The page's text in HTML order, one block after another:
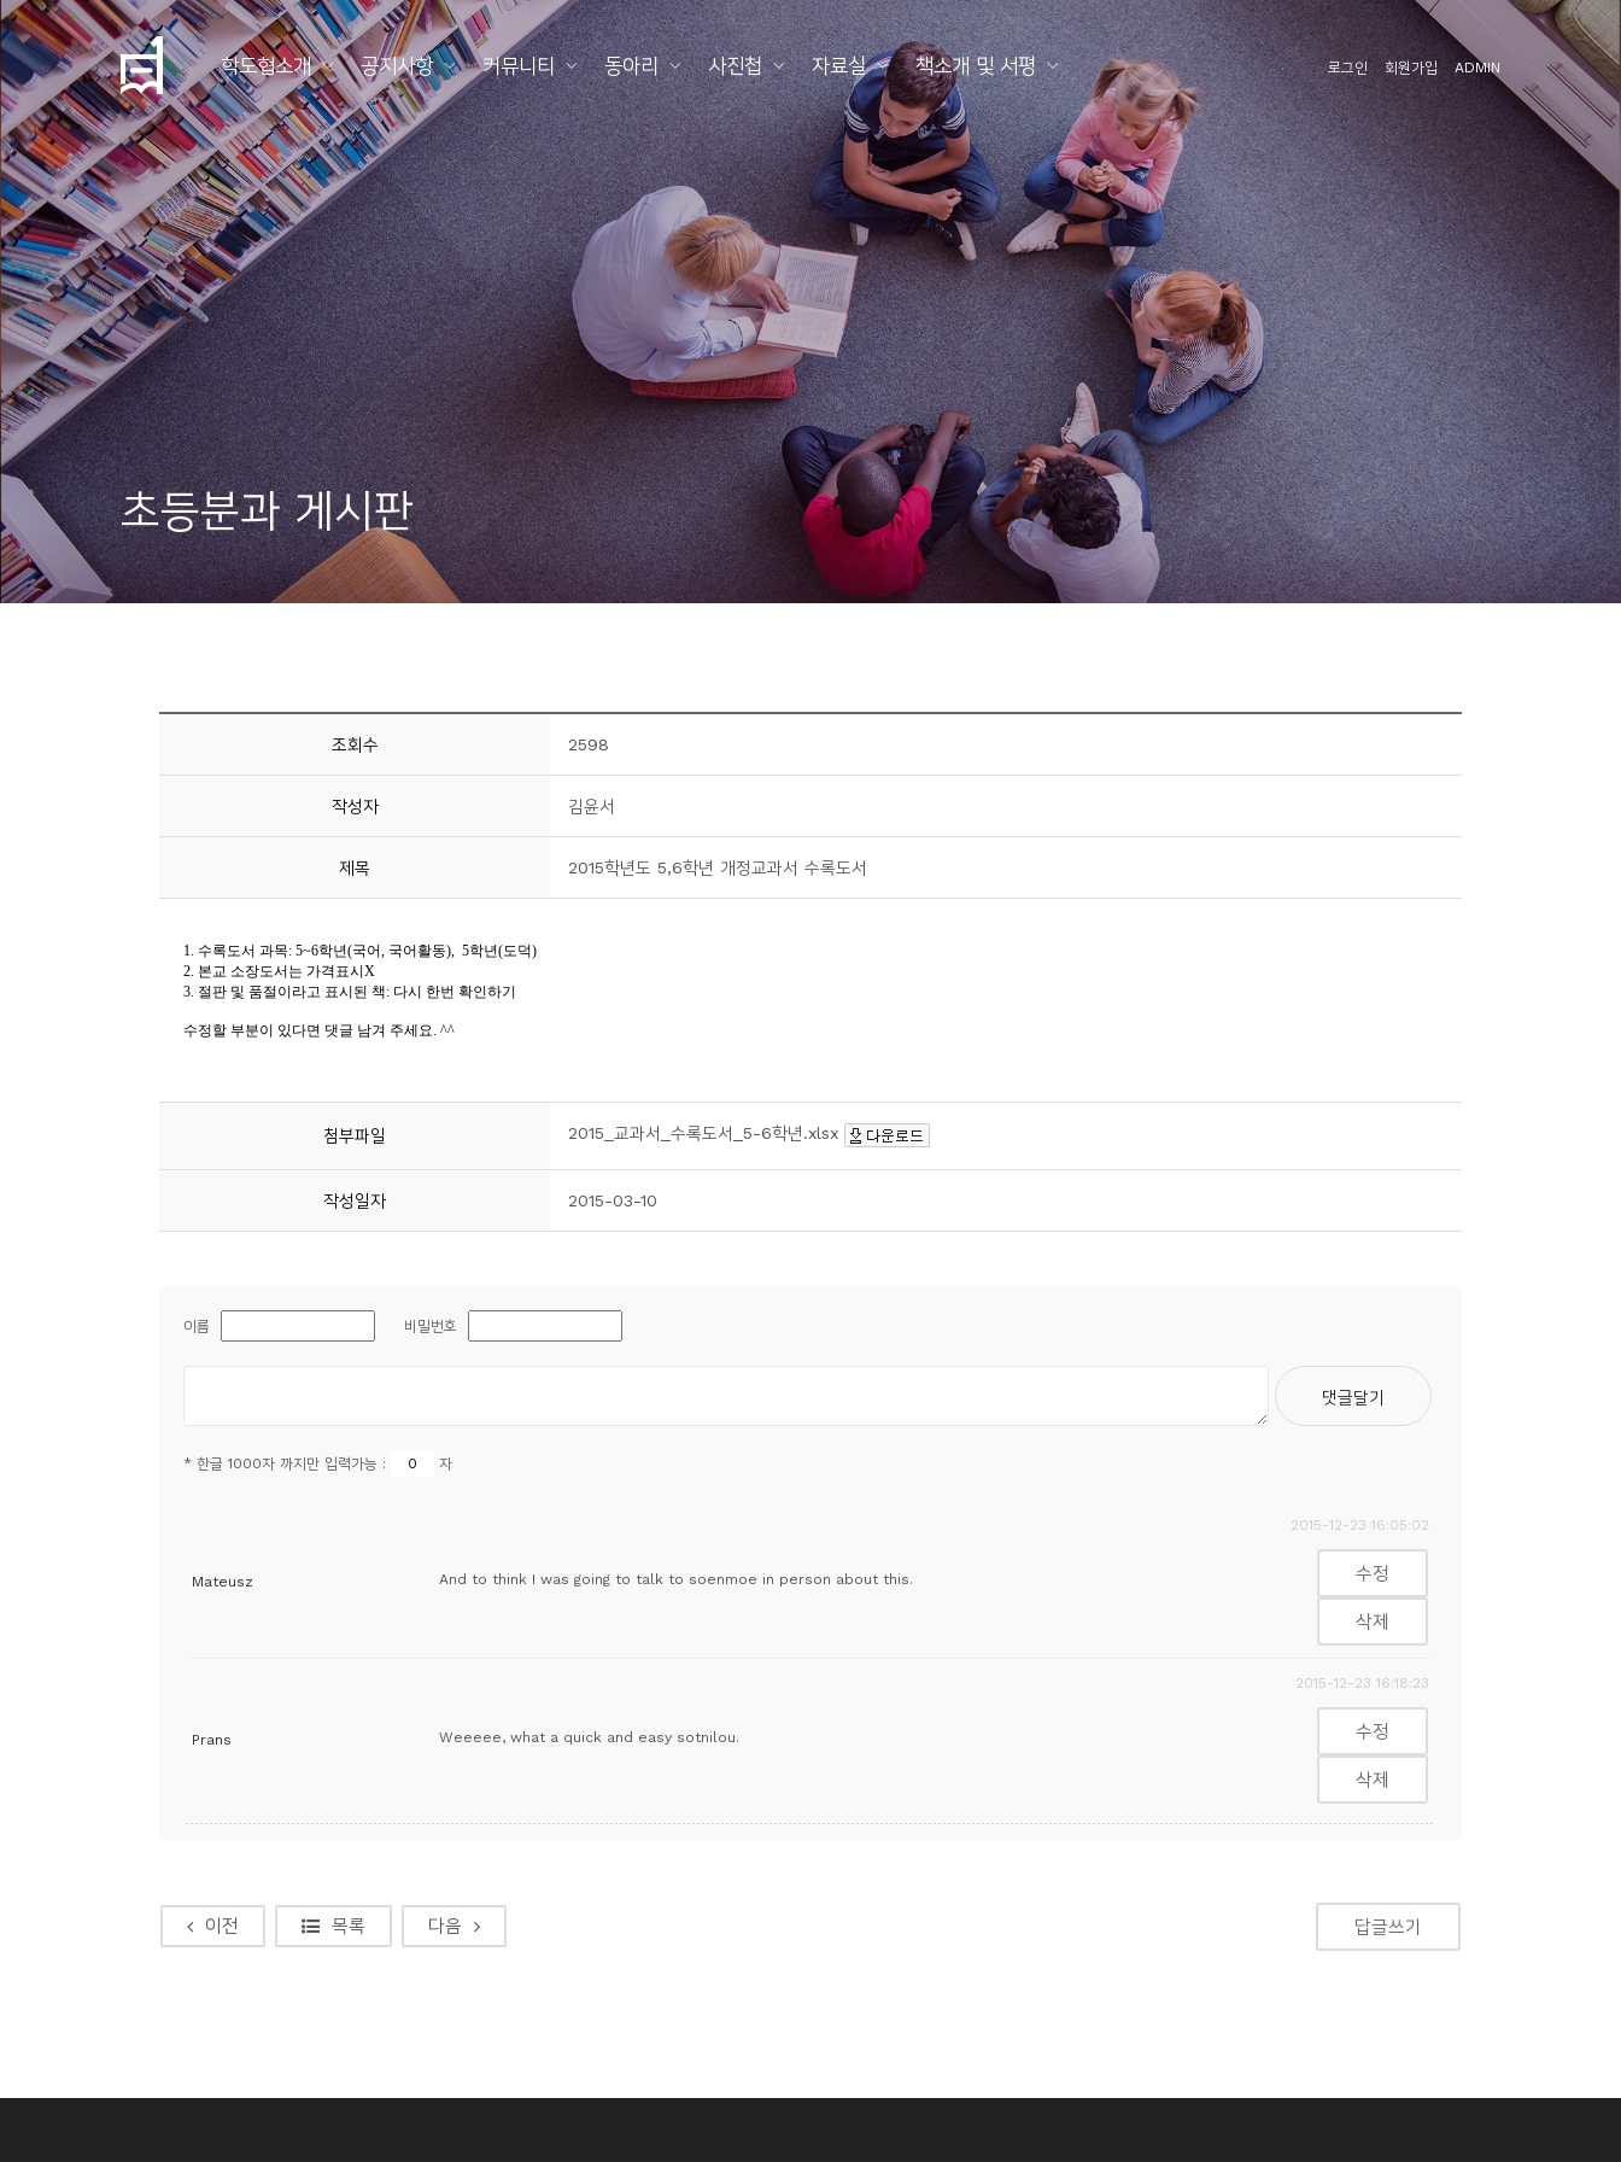
학도협소개 공지사항 커뮤니티 동아리 사진첩 자료실 책소개 및 서평 로그인 회원가입 ADMIN
초등분과 게시판
조회수 2598
작성자 김윤서
제목 2015학년도 5,6학년 개정교과서 수록도서
첨부파일 2015_교과서_수록도서_5-6학년.xlsx
작성일자 2015-03-10
이름 비밀번호
* 한글 1000자 까지만 입력가능 : 자
Mateusz And to think I was going to talk to soenmoe in person about this.
2015-12-23 16:05:02
수정
삭제
Prans Weeeee, what a quick and easy sotnilou.
2015-12-23 16:18:23
수정
삭제
이전 목록 다음 답글쓰기
학
도
협
소
개
공
지
사
항
커
니
티